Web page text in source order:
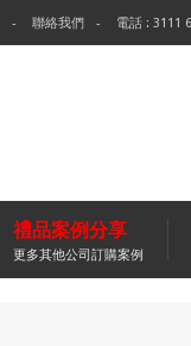
聯絡我們 電話 : 3111
禮品案例分享
更多其他公司訂購案例